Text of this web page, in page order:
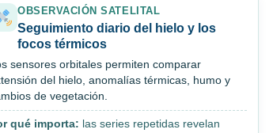
OBSERVACIÓN SATELITAL
Seguimiento diario del hielo y los
focos térmicos
sensores orbitales permiten comparar
del hielo, anomalías térmicas, humo y
de vegetación.
qué importa: las series repetidas revelan